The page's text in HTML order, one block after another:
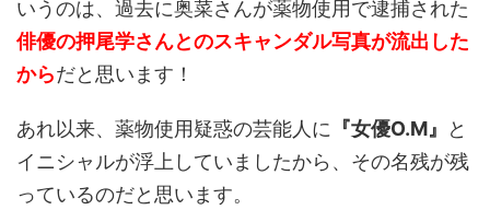
いうのは、過去に奥菜さんが薬物使用で逮捕された
俳優の押尾学さんとのスキャンダル写真が流出した
からだと思います！
あれ以来、薬物使用疑惑の芸能人に 『女優O.M』
と
イニシャルが浮上していましたから、その名残が残
っているのだと思います。